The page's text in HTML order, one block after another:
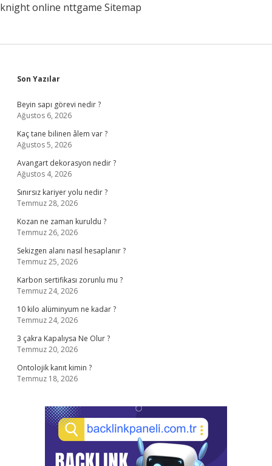
knight online nttgame Sitemap
Sidebar
Son Yazılar
Beyin sapı görevi nedir ?
Ağustos 6, 2026
Kaç tane bilinen âlem var ?
Ağustos 5, 2026
Avangart dekorasyon nedir ?
Ağustos 4, 2026
Sınırsız kariyer yolu nedir ?
Temmuz 28, 2026
Kozan ne zaman kuruldu ?
Temmuz 26, 2026
Sekizgen alanı nasıl hesaplanır ?
Temmuz 25, 2026
Karbon sertifikası zorunlu mu ?
Temmuz 24, 2026
10 kilo alüminyum ne kadar ?
Temmuz 24, 2026
3 çakra Kapalıysa Ne Olur ?
Temmuz 20, 2026
Ontolojik kanıt kimin ?
Temmuz 18, 2026